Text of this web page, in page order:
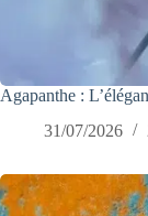
Agapanthe :
31/07/2026